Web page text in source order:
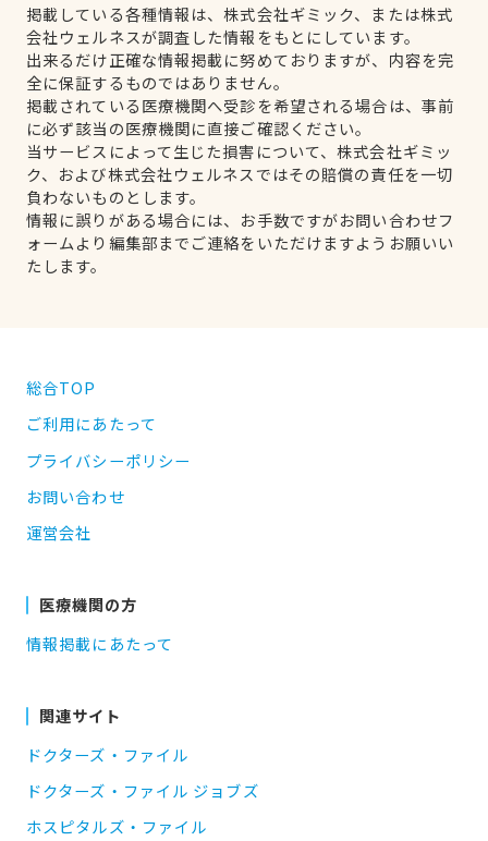
掲載している各種情報は、株式会社ギミック、または株式
会社ウェルネスが調査した情報をもとにしています。
出来るだけ正確な情報掲載に努めておりますが、内容を完
全に保証するものではありません。
掲載されている医療機関へ受診を希望される場合は、事前
に必ず該当の医療機関に直接ご確認ください。
当サービスによって生じた損害について、株式会社ギミッ
ク、および株式会社ウェルネスではその賠償の責任を一切
負わないものとします。
情報に誤りがある場合には、お手数ですがお問い合わせフ
ォームより編集部までご連絡をいただけますようお願いい
たします。
総合TOP
ご利用にあたって
プライバシーポリシー
お問い合わせ
運営会社
医療機関の方
情報掲載にあたって
関連サイト
ドクターズ・ファイル
ドクターズ・ファイル ジョブズ
ホスピタルズ・ファイル